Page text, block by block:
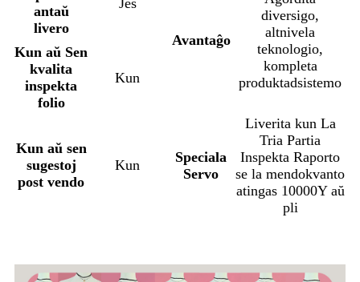
antaŭ
livero
Avantaĝo
diversigo,
altnivela
teknologio,
kompleta
produktadsistemo
Kun aŭ Sen
kvalita
inspekta
folio
Kun
Kun aŭ sen
sugestoj
post vendo
Kun
Speciala
Servo
Liverita kun La
Tria Partia
Inspekta Raporto
se la mendokvanto
atingas 10000Y aŭ
pli